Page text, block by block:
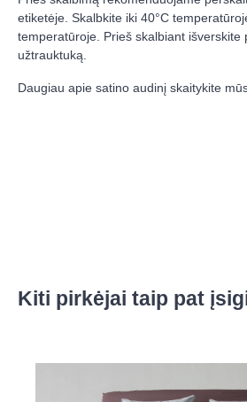
etiketėje. Skalbkite iki 40°C
temperatūroje. Prieš skalbiant išverskite
užtrauktuką.
Daugiau apie satino audinį skaitykite
Kiti pirkėjai taip pat